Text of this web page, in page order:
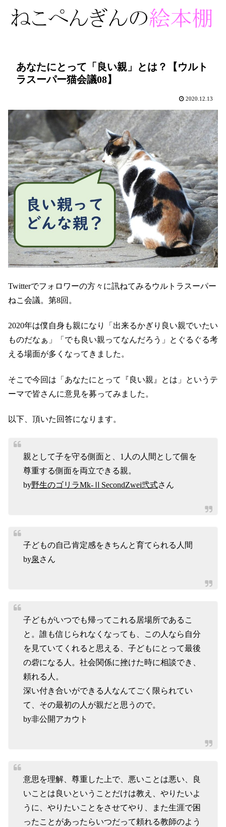
あなたにとって「良い親」とは？【ウルト
ラスーパー猫会議08】
2020.12.13
Twitterでフォロワーの方々に訊ねてみるウルトラスーパー
ねこ会議。第8回。
2020年は僕自身も親になり「出来るかぎり良い親でいたい
ものだなぁ」「でも良い親ってなんだろう」とぐるぐる考
える場面が多くなってきました。
そこで今回は「あなたにとって『良い親』とは」というテ
ーマで皆さんに意見を募ってみました。
以下、頂いた回答になります。
親として子を守る側面と、1人の人間として個を
尊重する側面を両立できる親。
by野生のゴリラMk-ⅡSecondZwei弐式さん
子どもの自己肯定感をきちんと育てられる人間
by泉 さん
子どもがいつでも帰ってこれる居場所であるこ
と。誰も信じられなくなっても、この人なら自分
を見ていてくれると思える、子どもにとって最後
の砦になる人。社会関係に挫けた時に相談でき、
頼れる人。
深い付き合いができる人なんてごく限られてい
て、その最初の人が親だと思うので。
by非公開アカウト
意思を理解、尊重した上で、悪いことは悪い、良
いことは良いということだけは教え、やりたいよ
うに、やりたいことをさせてやり、また生涯で困
ったことがあったらいつだって頼れる教師のよう